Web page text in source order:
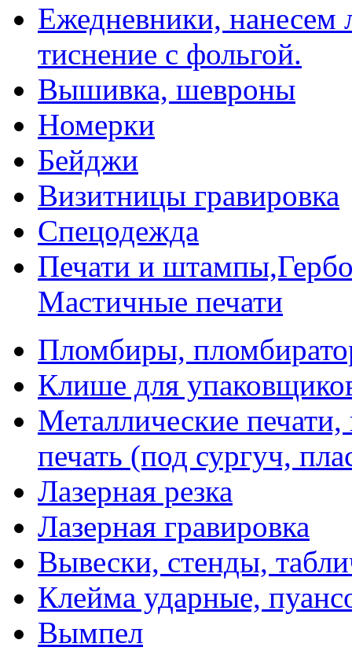
Ежедневники, нанесем
тиснение с фольгой.
Вышивка, шевроны
Номерки
Бейджи
Визитницы гравировка
Спецодежда
Печати и
Мастичные печати
Пломбиры,
Клише для
Металлические
печать (под сургуч,
Лазерная резка
Лазерная гравировка
Вывески, стенды,
Клейма ударные,
Вымпел